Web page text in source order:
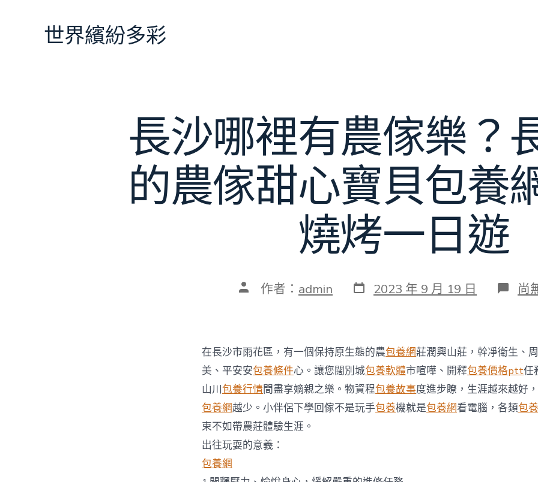
世界繽紛多彩
長沙哪裡有農傢樂？
的農傢甜心寶貝包養
燒烤一日遊
文 作者： admin 發
表
2023 年 9 月 19 日 在
〈
有
農
傢
樂
長
沙
尚
在長沙市雨花區，有一個保持原生態的農包養網莊潤興山莊，幹凈衛生、
美、平安安包養條件心。讓您闊別城包養軟體市喧嘩、開釋包養價格ptt任
山川包養行情間盡享嫡親之樂。物資程包養故事度進步瞭，生涯越來越好
包養網越少。小伴侶下學回傢不是玩手包養機就是包養網看電腦，各類包
束不如帶農莊體驗生涯。
出往玩耍的意義：
包養網